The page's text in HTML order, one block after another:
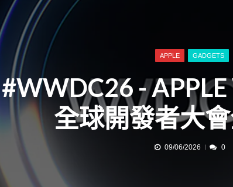
機系列 藍牙 6.0 智慧觸控盒震撼登港
APPLE GADGETS
#WWDC26 -
全球開發者大
09/06/2026 0